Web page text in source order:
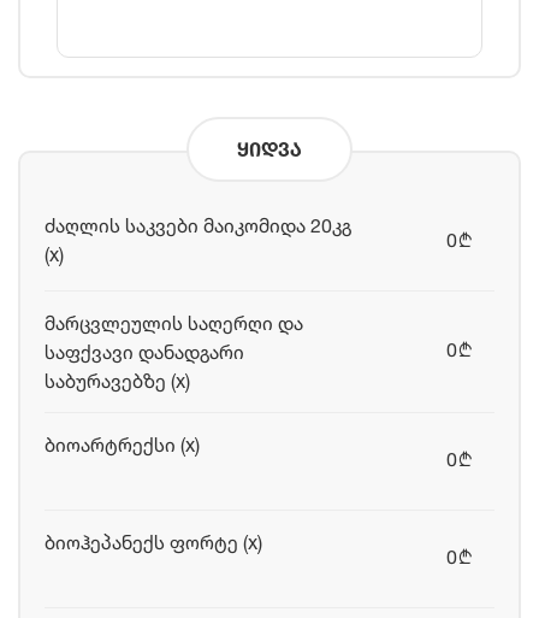
ყიდვა
ძაღლის საკვები მაიკომიდა 20კგ
(x)
0b
მარცვლეულის საღერღი და
საფქვავი დანადგარი
საბურავებზე (x)
0b
ბიოარტრექსი (x)
0b
ბიოჰეპანექს ფორტე (x)
0b